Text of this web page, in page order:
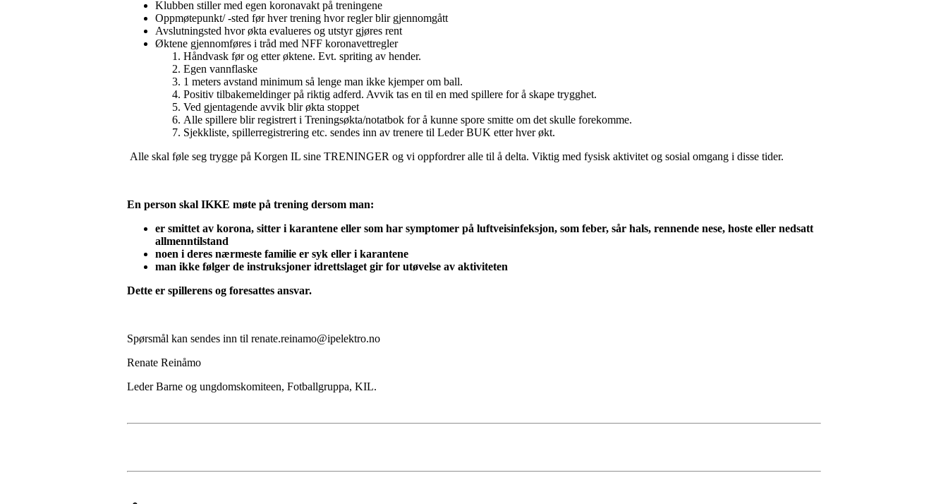
Klubben stiller med egen koronavakt på treningene
Oppmøtepunkt/ -sted før hver trening hvor regler blir gjennomgått
Avslutningsted hvor økta evalueres og utstyr gjøres rent
Øktene gjennomføres i tråd med NFF koronavettregler
Håndvask før og etter øktene. Evt. spriting av hender.
Egen vannflaske
1 meters avstand minimum så lenge man ikke kjemper om ball.
Positiv tilbakemeldinger på riktig adferd. Avvik tas en til en med spillere for å skape trygghet.
Ved gjentagende avvik blir økta stoppet
Alle spillere blir registrert i Treningsøkta/notatbok for å kunne spore smitte om det skulle forekomme.
Sjekkliste, spillerregistrering etc. sendes inn av trenere til Leder BUK etter hver økt.
Alle skal føle seg trygge på Korgen IL sine TRENINGER og vi oppfordrer alle til å delta. Viktig med fysisk aktivitet og sosial omgang i disse tider.
En person skal IKKE møte på trening dersom man:
er smittet av korona, sitter i karantene eller som har symptomer på luftveisinfeksjon, som feber, sår hals, rennende nese, hoste eller nedsatt
allmenntilstand
noen i deres nærmeste familie er syk eller i karantene
man ikke følger de instruksjoner idrettslaget gir for utøvelse av aktiviteten
Dette er spillerens og foresattes ansvar.
Spørsmål kan sendes inn til renate.reinamo@ipelektro.no
Renate Reinåmo
Leder Barne og ungdomskomiteen, Fotballgruppa, KIL.